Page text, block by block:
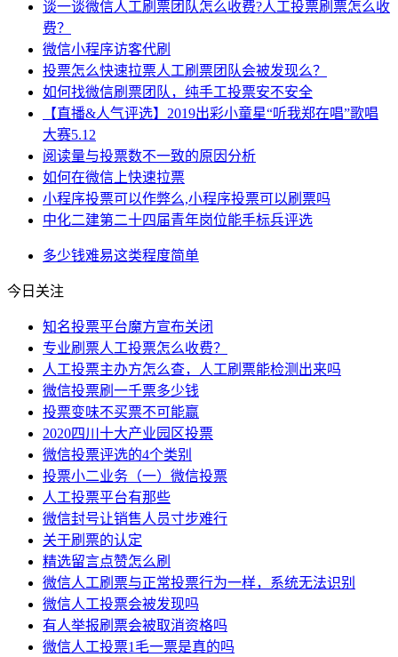
谈一谈微信人工刷票团队怎么收费?人工投票刷票怎么收
费？
微信小程序访客代刷
投票怎么快速拉票人工刷票团队会被发现么？
如何找微信刷票团队，纯手工投票安不安全
【直播&人气评选】2019出彩小童星“听我郑在唱”歌唱
大赛5.12
阅读量与投票数不一致的原因分析
如何在微信上快速拉票
小程序投票可以作弊么,小程序投票可以刷票吗
中化二建第二十四届青年岗位能手标兵评选
多少钱难易这类程度简单
今日关注
知名投票平台魔方宣布关闭
专业刷票人工投票怎么收费？
人工投票主办方怎么查，人工刷票能检测出来吗
微信投票刷一千票多少钱
投票变味不买票不可能赢
2020四川十大产业园区投票
微信投票评选的4个类别
投票小二业务（一）微信投票
人工投票平台有那些
微信封号让销售人员寸步难行
关于刷票的认定
精选留言点赞怎么刷
微信人工刷票与正常投票行为一样，系统无法识别
微信人工投票会被发现吗
有人举报刷票会被取消资格吗
微信人工投票1毛一票是真的吗